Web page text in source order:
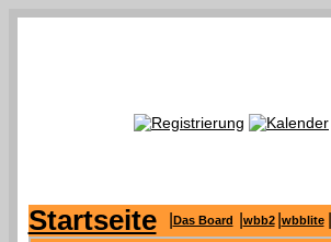
Startseite Das Board wbb2 wbblite